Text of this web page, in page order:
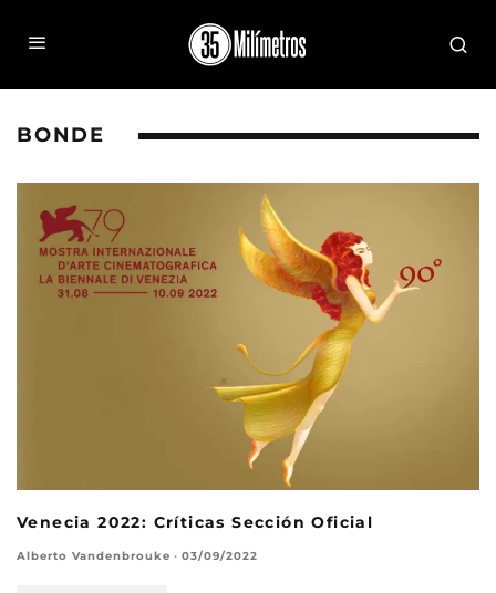
BONDE
Venecia 2022: Críticas Sección Oficial
Alberto Vandenbrouke · 03/09/2022